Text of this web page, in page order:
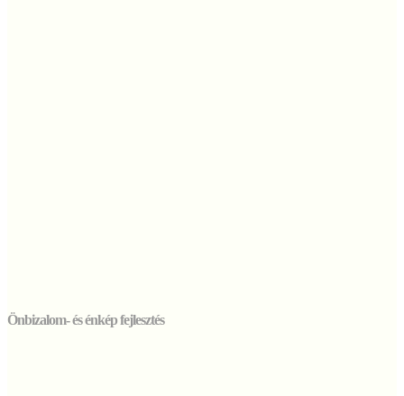
Önbizalom- és énkép fejlesztés